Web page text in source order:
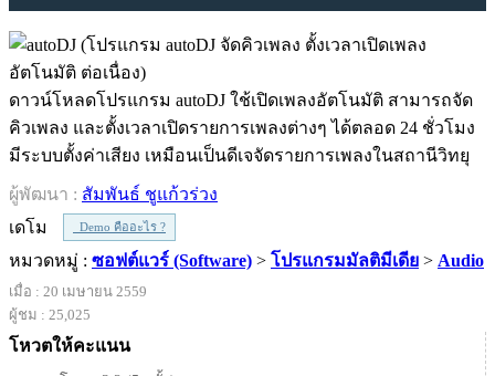
ดาวน์โหลดโปรแกรม autoDJ ใช้เปิดเพลงอัตโนมัติ สามารถจัด
คิวเพลง และตั้งเวลาเปิดรายการเพลงต่างๆ ได้ตลอด 24 ชั่วโมง
มีระบบตั้งค่าเสียง เหมือนเป็นดีเจจัดรายการเพลงในสถานีวิทยุ
ผู้พัฒนา : สัมพันธ์ ชูแก้วร่วง
เดโม
Demo คืออะไร ?
หมวดหมู่ : ซอฟต์แวร์ (Software) > โปรแกรมมัลติมีเดีย > Audio
เมื่อ : 20 เมษายน 2559
ผู้ชม : 25,025
โหวตให้คะแนน